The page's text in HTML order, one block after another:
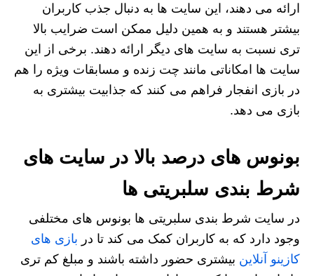
ارائه می‌ دهند، این سایت‌ ها به دنبال جذب کاربران
بیشتر هستند و به همین دلیل ممکن است ضرایب بالا
تری نسبت به سایت‌ های دیگر ارائه دهند. برخی از این
سایت‌ ها امکاناتی مانند چت زنده و مسابقات ویژه را هم
در بازی انفجار فراهم می‌ کنند که جذابیت بیشتری به
بازی می‌ دهد.
بونوس های درصد بالا در سایت های
شرط بندی سلبریتی ها
در سایت شرط بندی سلبریتی ها بونوس‌ های مختلفی
وجود دارد که به کاربران کمک می‌ کند تا در بازی های
کازینو آنلاین بیشتری حضور داشته باشند و مبلغ کم تری